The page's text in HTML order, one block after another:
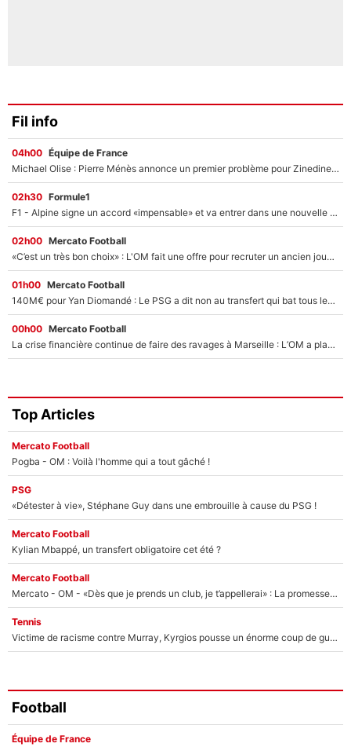
Fil info
04h00 Équipe de France
Michael Olise : Pierre Ménès annonce un premier problème pour Zinedine Zidane en équipe de France
02h30 Formule1
F1 - Alpine signe un accord «impensable» et va entrer dans une nouvelle dimension : Grande nouvelle pour Pierre Gasly !
02h00 Mercato Football
«C’est un très bon choix» : L'OM fait une offre pour recruter un ancien joueur du PSG... et c'est validé dans l'After Foot !
01h00 Mercato Football
140M€ pour Yan Diomandé : Le PSG a dit non au transfert qui bat tous les records sur le mercato
00h00 Mercato Football
La crise financière continue de faire des ravages à Marseille : L’OM a placé 12 joueurs sur le marché des transferts… et ça pourrait lui rapporter près de 100M€ !
Top Articles
Mercato Football
Pogba - OM : Voilà l'homme qui a tout gâché !
PSG
«Détester à vie», Stéphane Guy dans une embrouille à cause du PSG !
Mercato Football
Kylian Mbappé, un transfert obligatoire cet été ?
Mercato Football
Mercato - OM - «Dès que je prends un club, je t’appellerai» : La promesse de Marcelino au moment de claquer la porte
Tennis
Victime de racisme contre Murray, Kyrgios pousse un énorme coup de gueule !
Football
Équipe de France